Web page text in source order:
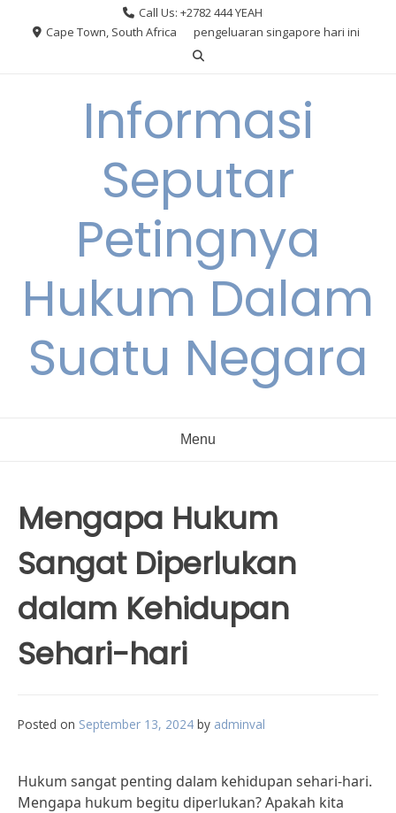
Call Us: +2782 444 YEAH
Cape Town, South Africa
pengeluaran singapore hari ini
Informasi
Seputar
Petingnya
Hukum Dalam
Suatu Negara
Menu
Mengapa Hukum
Sangat Diperlukan
dalam Kehidupan
Sehari-hari
Posted on September 13, 2024 by adminval
Hukum sangat penting dalam kehidupan sehari-hari.
Mengapa hukum begitu diperlukan? Apakah kita